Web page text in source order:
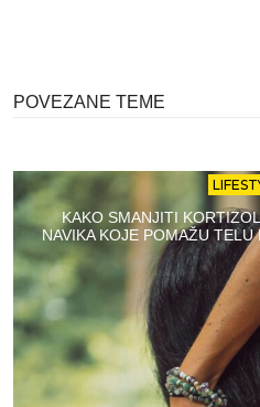
POVEZANE TEME
KAKO SMANJITI
NAVIKA KOJE POMAŽU